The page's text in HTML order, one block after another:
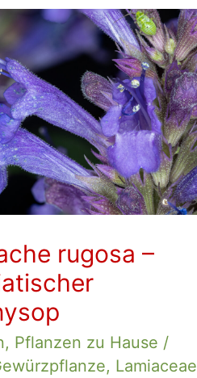
rugosa –
, Pflanzen zu Hause /
, Lamiaceae